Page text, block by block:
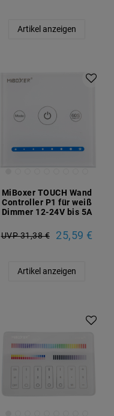
Artikel anzeigen
MiBoxer TOUCH Wand
Controller P1 für weiß
Dimmer 12-24V bis 5A
UVP 31,38 € 25,59 €
Artikel anzeigen